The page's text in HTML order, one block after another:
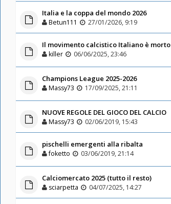
Italia e la coppa del mondo 2026
Betun111 27/01/2026, 9:19
Il movimento calcistico Italiano è morto
killer 06/06/2025, 23:46
Champions League 2025-2026
Massy73 17/09/2025, 21:11
NUOVE REGOLE DEL GIOCO DEL CALCIO
Massy73 02/06/2019, 15:43
pischelli emergenti alla ribalta
foketto 03/06/2019, 21:14
Calciomercato 2025 (tutto il resto)
sciarpetta 04/07/2025, 14:27